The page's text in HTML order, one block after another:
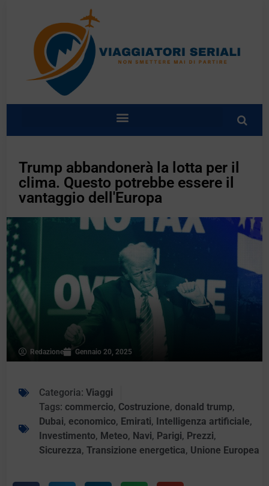
Trump abbandonerà la lotta per il
clima. Questo potrebbe essere il
vantaggio dell'Europa
Redazione Gennaio 20, 2025
Categoria: Viaggi
Tags: commercio, Costruzione,donald trump,
Dubai, economico, Emirati, Intelligenza artificiale,
Investimento, Meteo, Navi, Parigi, Prezzi,
Sicurezza,Transizione energetica, Unione Europea